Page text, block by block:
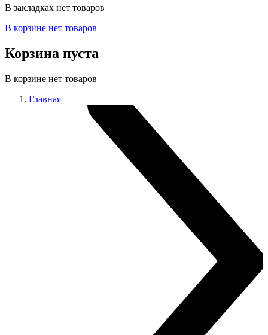
В закладках нет товаров
В корзине нет товаров
Корзина пуста
В корзине нет товаров
Главная